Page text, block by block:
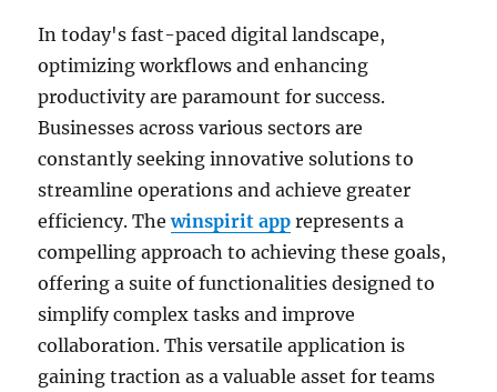
In today's fast-paced digital landscape,
optimizing workflows and enhancing
productivity are paramount for success.
Businesses across various sectors are
constantly seeking innovative solutions to
streamline operations and achieve greater
efficiency. Thewinspirit app represents a
compelling approach to achieving these goals,
offering a suite of functionalities designed to
simplify complex tasks and improve
collaboration. This versatile application is
gaining traction as a valuable asset for teams